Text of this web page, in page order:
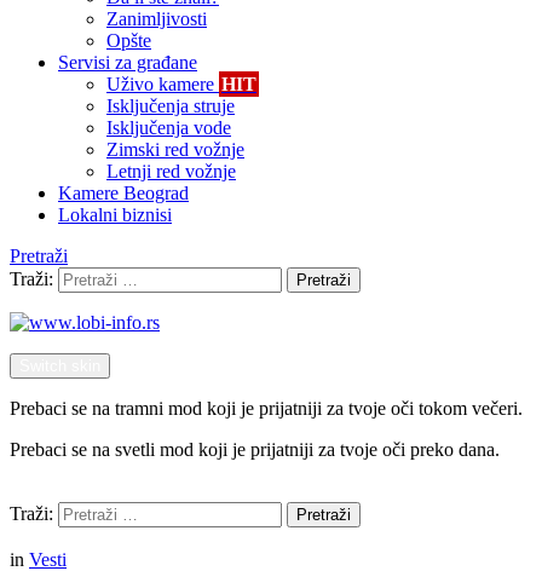
Zanimljivosti
Opšte
Servisi za građane
Uživo kamere HIT
Isključenja struje
Isključenja vode
Zimski red vožnje
Letnji red vožnje
Kamere Beograd
Lokalni biznisi
Pretraži
Traži:
Pretraži
Prebaci se na tramni mod koji je prijatniji za tvoje oči tokom večeri.
Prebaci se na svetli mod koji je prijatniji za tvoje oči preko dana.
Traži:
Pretraži
in Vesti